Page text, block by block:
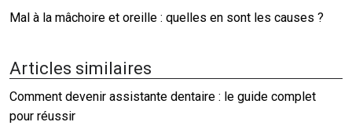
Mal à la mâchoire et oreille : quelles en sont les causes ?
Articles similaires
Comment devenir assistante dentaire : le guide complet
pour réussir